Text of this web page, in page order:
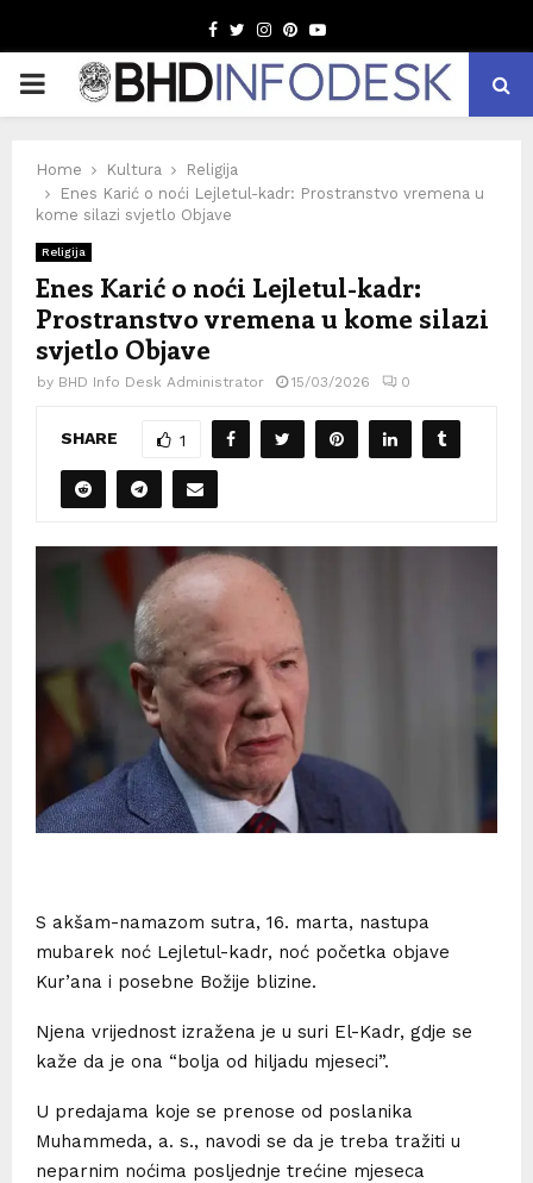
Facebook
TwitterInstagram
Pinterest
Youtube
PRIMARY
Home Kultura
Religija
Enes Karić o noći Lejletul-kadr: Prostranstvo vremena u
kome silazi svjetlo Objave
Religija
Enes Karić o noći Lejletul-kadr:
Prostranstvo vremena u kome silazi
svjetlo Objave
by BHD Info Desk Administrator 15/03/2026 0
SHARE 1
S akšam-namazom sutra, 16. marta, nastupa
mubarek noć Lejletul-kadr, noć početka objave
Kur’ana i posebne Božije blizine.
Njena vrijednost izražena je u suri El-Kadr, gdje se
kaže da je ona “bolja od hiljadu mjeseci”.
U predajama koje se prenose od poslanika
Muhammeda, a. s., navodi se da je treba tražiti u
neparnim noćima posljednje trećine mjeseca